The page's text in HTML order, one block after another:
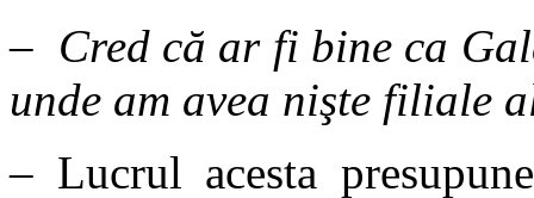
– Cred că ar fi bine ca
unde am avea nişte filiale
– Lucrul acesta